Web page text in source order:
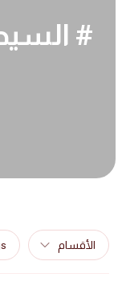
#
الأقسام